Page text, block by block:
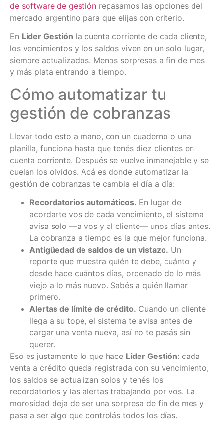
de software de gestión repasamos las opciones del
mercado argentino para que elijas con criterio.
En Líder Gestión la cuenta corriente de cada cliente,
los vencimientos y los saldos viven en un solo lugar,
siempre actualizados. Menos sorpresas a fin de mes
y más plata entrando a tiempo.
Cómo automatizar tu
gestión de cobranzas
Llevar todo esto a mano, con un cuaderno o una
planilla, funciona hasta que tenés diez clientes en
cuenta corriente. Después se vuelve inmanejable y se
cuelan los olvidos. Acá es donde automatizar la
gestión de cobranzas te cambia el día a día:
Recordatorios automáticos. En lugar de
acordarte vos de cada vencimiento, el sistema
avisa solo —a vos y al cliente— unos días antes.
La cobranza a tiempo es la que mejor funciona.
Antigüedad de saldos de un vistazo. Un
reporte que muestra quién te debe, cuánto y
desde hace cuántos días, ordenado de lo más
viejo a lo más nuevo. Sabés a quién llamar
primero.
Alertas de límite de crédito. Cuando un cliente
llega a su tope, el sistema te avisa antes de
cargar una venta nueva, así no te pasás sin
querer.
Eso es justamente lo que hace Líder Gestión: cada
venta a crédito queda registrada con su vencimiento,
los saldos se actualizan solos y tenés los
recordatorios y las alertas trabajando por vos. La
morosidad deja de ser una sorpresa de fin de mes y
pasa a ser algo que controlás todos los días.